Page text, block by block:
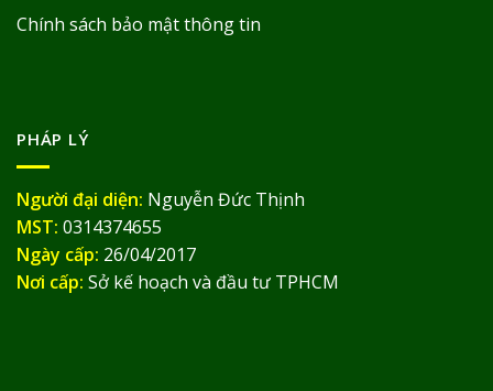
Chính sách bảo mật thông tin
PHÁP LÝ
Người đại diện: Nguyễn Đức Thịnh
MST: 0314374655
Ngày cấp: 26/04/2017
Nơi cấp: Sở kế hoạch và đầu tư TPHCM